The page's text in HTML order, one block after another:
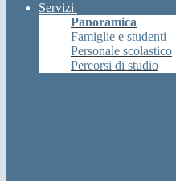
Servizi
Panoramica
Famiglie e studenti
Personale scolastico
Percorsi di studio